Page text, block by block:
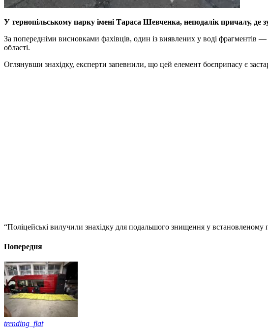
У тернопільському парку імені Тараса Шевченка, неподалік причалу, де
За попередніми висновками фахівців, один із виявлених у воді фрагментів
області.
Оглянувши знахідку, експерти запевнили, що цей елемент боєприпасу є
“Поліцейські вилучили знахідку для подальшого знищення у встановленому
Попередня
trending_flat